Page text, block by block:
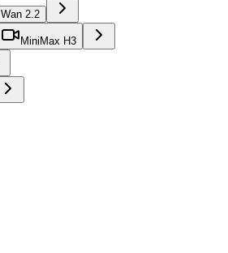
Wan 2.2
MiniMax H3